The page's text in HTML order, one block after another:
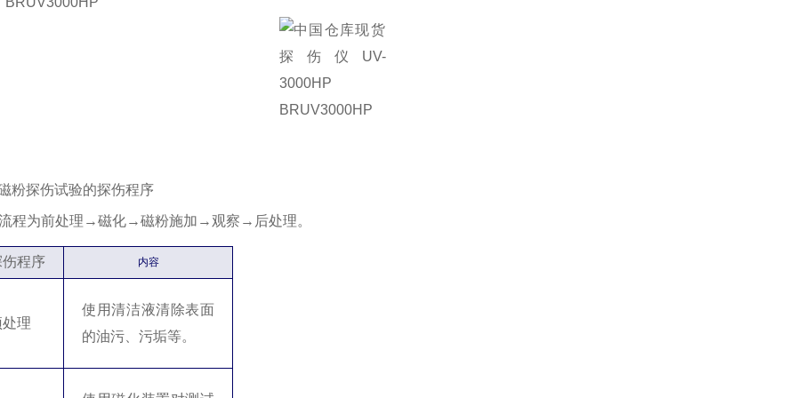
粉探伤试验的探伤程序
程为前处理→磁化→磁粉施加→观察→后处理。
伤程序 内容
理
使用清洁液清除表面
的油污、污垢等。